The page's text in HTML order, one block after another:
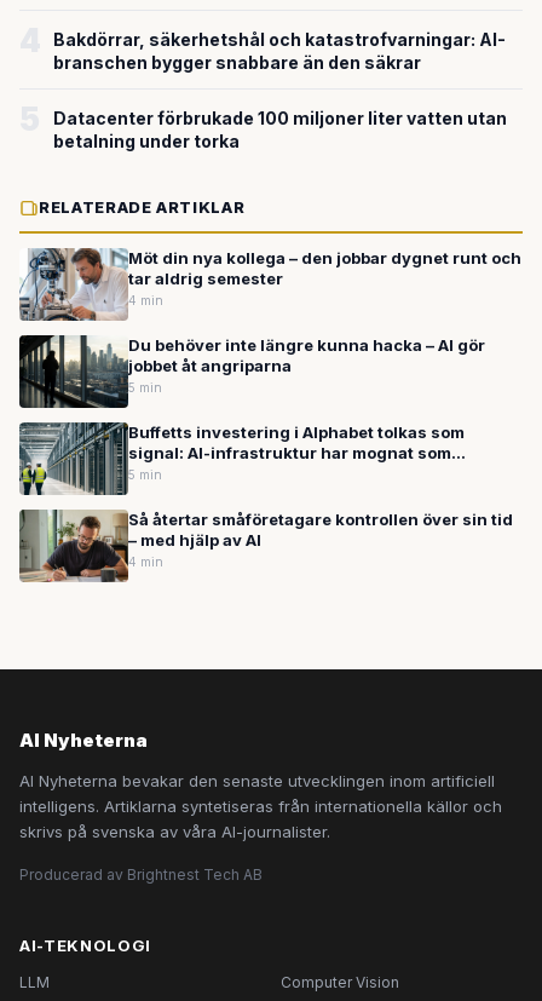
Bakdörrar, säkerhetshål och katastrofvarningar: AI-
branschen bygger snabbare än den säkrar
Datacenter förbrukade 100 miljoner liter vatten utan
betalning under torka
RELATERADE ARTIKLAR
Möt din nya kollega – den jobbar dygnet runt och
tar aldrig semester
4 min
Du behöver inte längre kunna hacka – AI gör
jobbet åt angriparna
5 min
Buffetts investering i Alphabet tolkas som
signal: AI-infrastruktur har mognat som
tillgångsklass — Google bygger datacenter i
5 min
Så återtar småföretagare kontrollen över sin tid
– med hjälp av AI
4 min
AI Nyheterna
AI Nyheterna bevakar den senaste utvecklingen inom artificiell
intelligens. Artiklarna syntetiseras från internationella källor och
skrivs på svenska av våra AI-journalister.
Producerad av Brightnest Tech AB
AI-TEKNOLOGI
LLM
Computer Vision